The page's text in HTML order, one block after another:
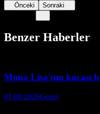
Önceki Sonraki
Benzer Haberler
Mona Lisa'nın kocası
01.08.2026Genel